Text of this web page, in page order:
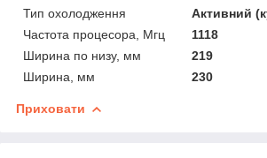
Тип охолодження
Активний
Частота процесора, Мгц
1118
Ширина по низу, мм
219
Ширина, мм
230
Приховати